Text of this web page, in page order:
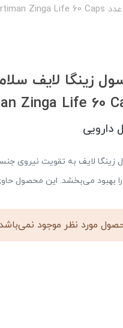
Zinga Life 60
دارویی
زینگا لایف به تقویت نیروی
را بهبود می‌بخشد. این محصول
مورد نظر موجود